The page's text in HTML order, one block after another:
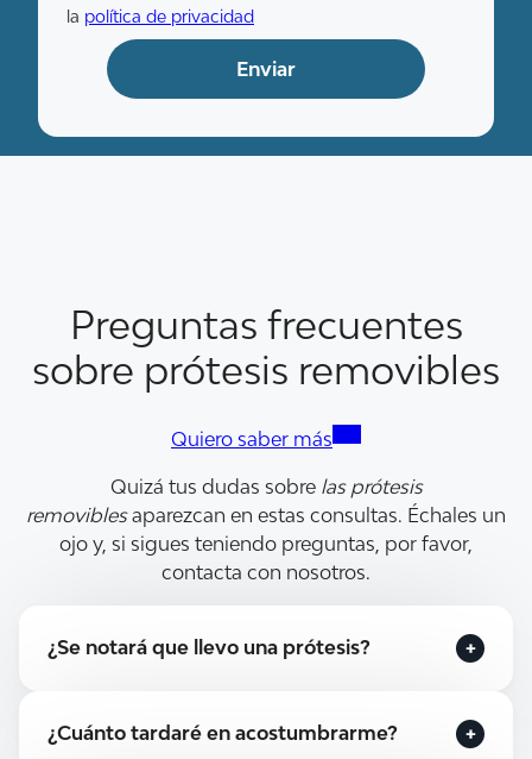
la política de privacidad
Preguntas frecuentes
sobre prótesis removibles
Quiero saber más
Quizá tus dudas sobre las prótesis
removiblesaparezcan en estas consultas. Échales un
ojo y, si sigues teniendo preguntas, por favor,
contacta con nosotros.
¿Se notará que llevo una prótesis?
personalizadas para integrarse de forma
¿Cuánto tardaré en acostumbrarme?